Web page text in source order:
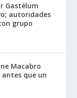
Gastélum
autoridades
grupo
Macabro
antes que un